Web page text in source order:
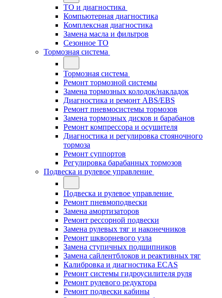
ТО и диагностика
Компьютерная диагностика
Комплексная диагностика
Замена масла и фильтров
Сезонное ТО
Тормозная система
Тормозная система
Ремонт тормозной системы
Замена тормозных колодок/накладок
Диагностика и ремонт ABS/EBS
Ремонт пневмосистемы тормозов
Замена тормозных дисков и барабанов
Ремонт компрессора и осушителя
Диагностика и регулировка стояночного
тормоза
Ремонт суппортов
Регулировка барабанных тормозов
Подвеска и рулевое управление
Подвеска и рулевое управление
Ремонт пневмоподвески
Замена амортизаторов
Ремонт рессорной подвески
Замена рулевых тяг и наконечников
Ремонт шкворневого узла
Замена ступичных подшипников
Замена сайлентблоков и реактивных тяг
Калибровка и диагностика ECAS
Ремонт системы гидроусилителя руля
Ремонт рулевого редуктора
Ремонт подвески кабины